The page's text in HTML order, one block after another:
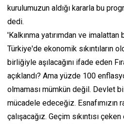
kurulumuzun aldığı kararla bu
dedi.
'Kalkınma yatırımdan ve imalattan
Türkiye'de ekonomik sıkıntıların
birliğiyle aşılacağını ifade eden
açıklandı? Ama yüzde 100
olmaması mümkün değil. Devlet
mücadele edeceğiz.
çalışacağız. Geçim sıkıntısı